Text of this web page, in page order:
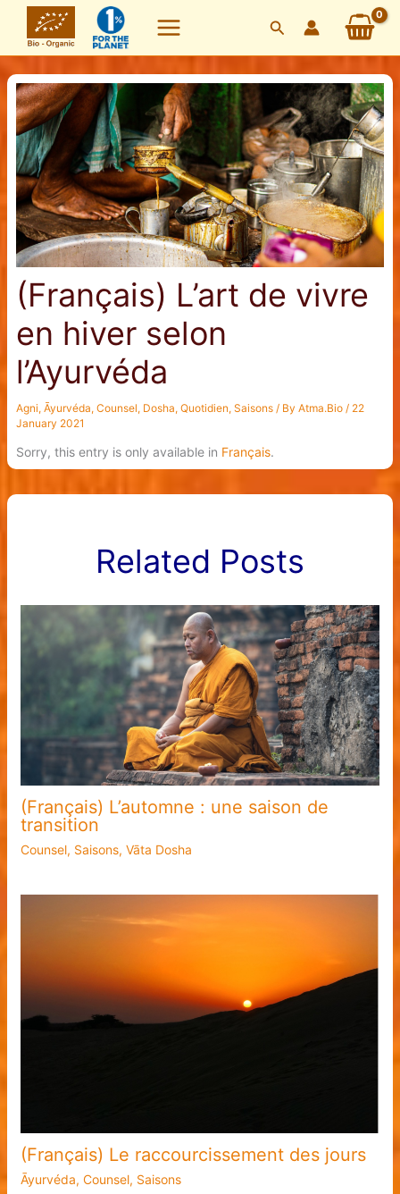
content
Search
(Français) L’art de vivre
en hiver selon
l’Ayurvéda
Agni, Āyurvéda, Counsel, Dosha, Quotidien, Saisons/ By Atma.Bio / 22
January 2021
Sorry, this entry is only available in Français.
Related Posts
(Français) L’automne : une saison de
transition
Counsel, Saisons, Vāta Dosha
(Français) Le raccourcissement des jours
Āyurvéda, Counsel, Saisons